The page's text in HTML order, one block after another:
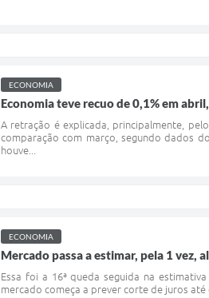
ECONOMIA
Economia teve recuo de 0,1% em
A retração é explicada, principalmente,
comparação com março, segundo dados
houve...
ECONOMIA
Mercado passa a estimar, pela 1 vez,
Essa foi a 16ª queda seguida na
mercado começa a prever corte de juros até